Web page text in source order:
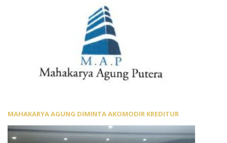
MAHAKARYA AGUNG DIMINTA AKOMODIR KREDITUR